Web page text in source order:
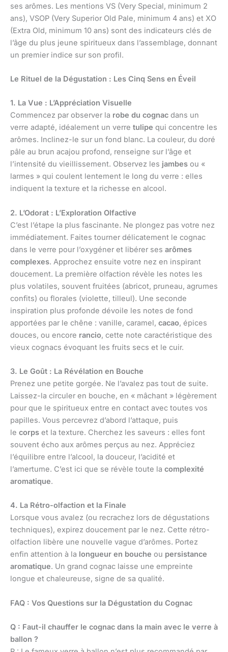
ses arômes. Les mentions VS (Very Special, minimum 2
ans), VSOP (Very Superior Old Pale, minimum 4 ans) et XO
(Extra Old, minimum 10 ans) sont des indicateurs clés de
l’âge du plus jeune spiritueux dans l’assemblage, donnant
un premier indice sur son profil.
Le Rituel de la Dégustation : Les Cinq Sens en Éveil
1. La Vue : L’Appréciation Visuelle
Commencez par observer la robe du cognac dans un
verre adapté, idéalement un verre tulipe qui concentre les
arômes. Inclinez-le sur un fond blanc. La couleur, du doré
pâle au brun acajou profond, renseigne sur l’âge et
l’intensité du vieillissement. Observez les jambes ou «
larmes » qui coulent lentement le long du verre : elles
indiquent la texture et la richesse en alcool.
2. L’Odorat : L’Exploration Olfactive
C’est l’étape la plus fascinante. Ne plongez pas votre nez
immédiatement. Faites tourner délicatement le cognac
dans le verre pour l’oxygéner et libérer ses arômes
complexes. Approchez ensuite votre nez en inspirant
doucement. La première olfaction révèle les notes les
plus volatiles, souvent fruitées (abricot, pruneau, agrumes
confits) ou florales (violette, tilleul). Une seconde
inspiration plus profonde dévoile les notes de fond
apportées par le chêne : vanille, caramel, cacao, épices
douces, ou encore rancio, cette note caractéristique des
vieux cognacs évoquant les fruits secs et le cuir.
3. Le Goût : La Révélation en Bouche
Prenez une petite gorgée. Ne l’avalez pas tout de suite.
Laissez-la circuler en bouche, en « mâchant » légèrement
pour que le spiritueux entre en contact avec toutes vos
papilles. Vous percevrez d’abord l’attaque, puis
le corps et la texture. Cherchez les saveurs : elles font
souvent écho aux arômes perçus au nez. Appréciez
l’équilibre entre l’alcool, la douceur, l’acidité et
l’amertume. C’est ici que se révèle toute la complexité
aromatique.
4. La Rétro-olfaction et la Finale
Lorsque vous avalez (ou recrachez lors de dégustations
techniques), expirez doucement par le nez. Cette rétro-
olfaction libère une nouvelle vague d’arômes. Portez
enfin attention à la longueur en bouche ou persistance
aromatique. Un grand cognac laisse une empreinte
longue et chaleureuse, signe de sa qualité.
FAQ : Vos Questions sur la Dégustation du Cognac
Q : Faut-il chauffer le cognac dans la main avec le verre à
ballon ?